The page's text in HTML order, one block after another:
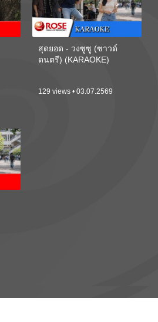
สุดยอด - วงซูซู (ซาวด์
ดนตรี) (KARAOKE)
129 views • 03.07.2569